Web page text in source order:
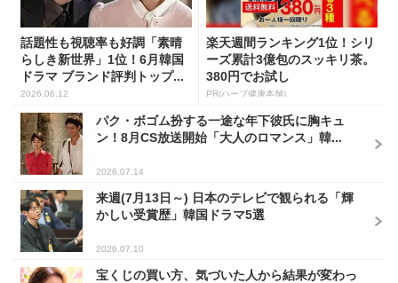
話題性も視聴率も好調「素晴
らしき新世界」1位！6月韓国
ドラマ ブランド評判トップ...
2026.06.12
楽天週間ランキング1位！シリ
ーズ累計3億包のスッキリ茶。
380円でお試し
PR(ハーブ健康本舗)
パク・ボゴム扮する一途な年下彼氏に胸キュ
ン！8月CS放送開始「大人のロマンス」韓...
2026.07.14
来週(7月13日～) 日本のテレビで観られる「輝
かしい受賞歴」韓国ドラマ5選
2026.07.10
宝くじの買い方、気づいた人から結果が変わっ